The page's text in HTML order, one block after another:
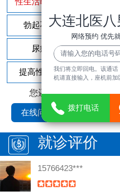
勃起不坚 尿频尿
尿痛 前列腺
提高性功能 龟头敏
您还可以拨打免费咨询
在线问诊
就诊评价
15766423***
大连北医
网络预约 优先
我们将立即回电。该通话
机请直接输入，座机前加
拨打电话